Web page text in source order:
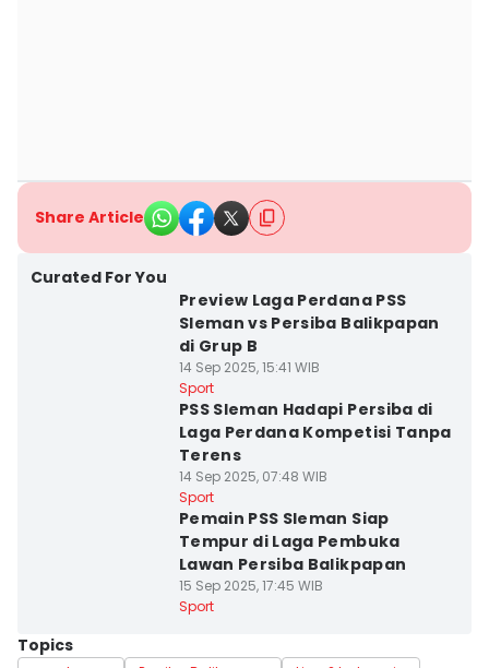
Share Article
Curated For You
Preview Laga Perdana PSS
Sleman vs Persiba Balikpapan
di Grup B
14 Sep 2025, 15:41 WIB
Sport
PSS Sleman Hadapi Persiba di
Laga Perdana Kompetisi Tanpa
Terens
14 Sep 2025, 07:48 WIB
Sport
Pemain PSS Sleman Siap
Tempur di Laga Pembuka
Lawan Persiba Balikpapan
15 Sep 2025, 17:45 WIB
Sport
Topics